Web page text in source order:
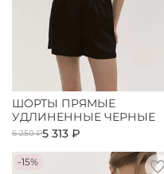
ШОРТЫ ПРЯМЫЕ
УДЛИНЕННЫЕ ЧЕРНЫЕ
6 250 ₽5 313 ₽
-15%